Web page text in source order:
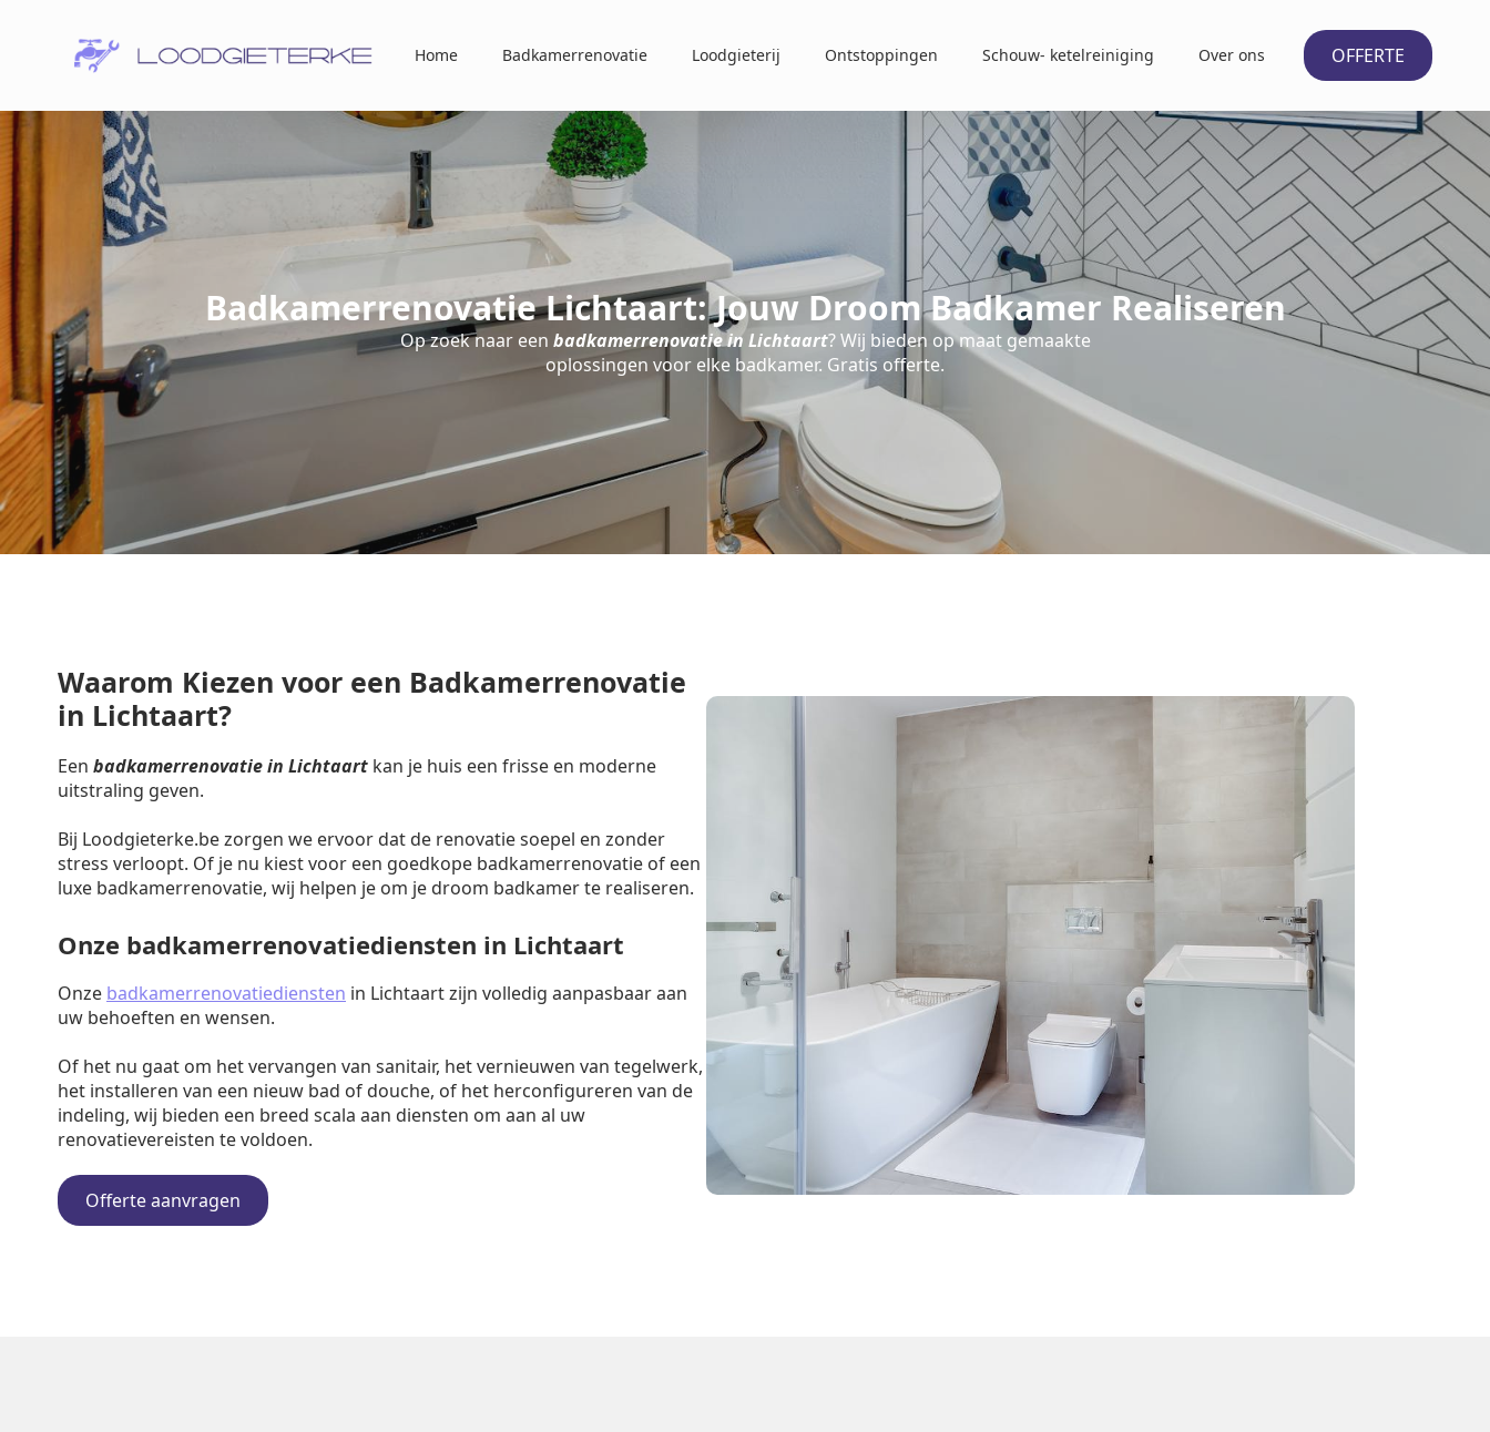
Home Badkamerrenovatie Loodgieterij Ontstoppingen Schouw- ketelreiniging Over ons OFFERTE
Badkamerrenovatie Lichtaart: Jouw Droom Badkamer Realiseren
Op zoek naar een badkamerrenovatie in Lichtaart? Wij bieden op maat gemaakte
oplossingen voor elke badkamer. Gratis offerte.
Waarom Kiezen voor een Badkamerrenovatie
in Lichtaart?
Een badkamerrenovatie in Lichtaart kan je huis een frisse en moderne
uitstraling geven.
Bij Loodgieterke.be zorgen we ervoor dat de renovatie soepel en zonder
stress verloopt. Of je nu kiest voor een goedkope badkamerrenovatie of een
luxe badkamerrenovatie, wij helpen je om je droom badkamer te realiseren.
Onze badkamerrenovatiediensten in Lichtaart
Onze badkamerrenovatiediensten in Lichtaart zijn volledig aanpasbaar aan
uw behoeften en wensen.
Of het nu gaat om het vervangen van sanitair, het vernieuwen van tegelwerk,
het installeren van een nieuw bad of douche, of het herconfigureren van de
indeling, wij bieden een breed scala aan diensten om aan al uw
renovatievereisten te voldoen.
Offerte aanvragen